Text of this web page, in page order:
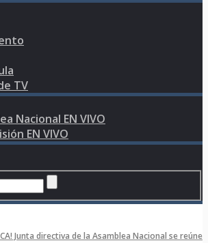
TV
Nacional EN VIVO
EN VIVO
Junta directiva de la Asamblea Nacional se reúne